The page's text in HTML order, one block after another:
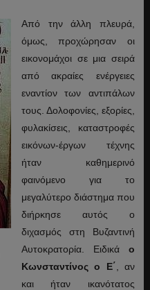
Από την άλλη πλευρά,
όμως, προχώρησαν οι
εικονομάχοι σε μια σειρά
από ακραίες ενέργειες
εναντίον των αντιπάλων
τους. Δολοφονίες, εξορίες,
φυλακίσεις, καταστροφές
εικόνων-έργων τέχνης
ήταν καθημερινό
φαινόμενο για το
μεγαλύτερο διάστημα που
διήρκησε αυτός ο
διχασμός στη Βυζαντινή
Αυτοκρατορία. Ειδικάο
Κωνσταντίνος ο Ε΄
, αν
και ήταν ικανότατος